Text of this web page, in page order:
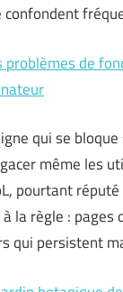
confondent
problèmes de
qui se
même les
pourtant
à la règle :
qui persistent